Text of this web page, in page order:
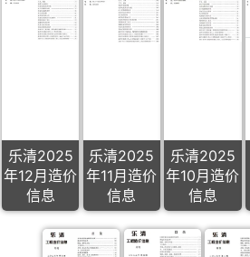
乐清2025
年12月造价
信息
乐清2025
年11月造价
信息
乐清2025
年10月造价
信息